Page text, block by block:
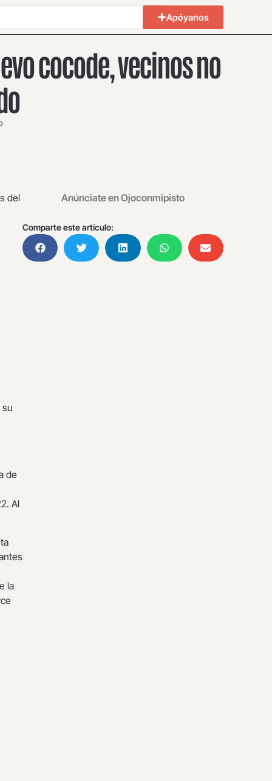
Apóyanos
cocode, vecinos no
del
su
de
Al
la
Anúnciate en Ojoconmipisto
Comparte este artículo: